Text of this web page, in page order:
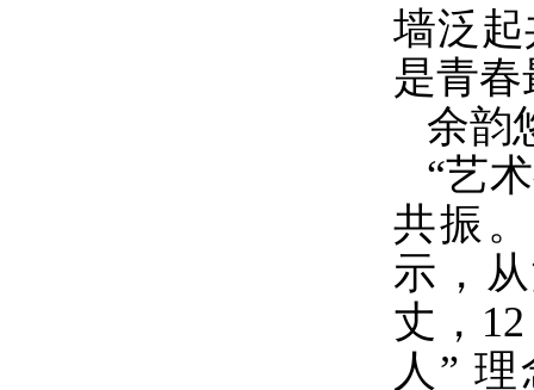
墙泛
是青
余韵
“艺
共振
示，
丈，
人”